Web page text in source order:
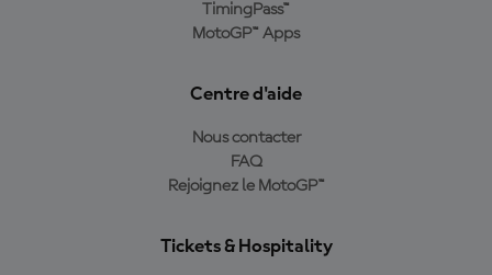
TimingPass™
MotoGP™ Apps
Centre d'aide
Nous contacter
FAQ
Rejoignez le MotoGP™
Tickets & Hospitality